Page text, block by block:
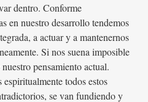
dentro. Conforme
en nuestro desarrollo tendemos
a actuar y a mantenernos
Si nos suena imposible
pensamiento actual.
todos estos
se van fundiendo y